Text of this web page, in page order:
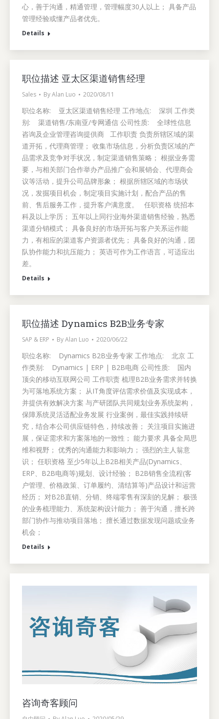
心，善于沟通，精通管理，管理幅度30人以上； 具备产品
管理经验或懂产品者优先。
Details
职位描述 亚太区渠道销售经理
Sales ByAlan Luo 2020/08/11
职位名称: 亚太区渠道销售经理 工作地点: 深圳 工作类
别: 渠道销售/东南亚/专网通信 公司性质: 全球性信息
咨询及企业管理咨询提供商 工作职责 负责所辖区域的渠
道开拓，代理商管理； 收集市场信息，分析负责区域的产
品需求及竞争对手状况，制定渠道销售策略； 根据业务需
要，与相关部门合作举办产品推广会和展销会、代理商会
议等活动，提升公司品牌形象； 根据所辖区域的市场状
况，发掘项目机会，制定项目实施计划，配合产品的售
前、售后服务工作，提升客户满意度。 任职资格 统招本
科及以上学历； 五年以上同行业海外渠道销售经验，熟悉
渠道分销模式； 具备良好的市场开拓与客户关系运作能
力，有相应的渠道客户资源者优先； 具备良好的沟通，团
队协作能力和抗压能力； 英语可作为工作语言，可适应出
差。
Details
职位描述 Dynamics B2B业务专家
SAP & ERP ByAlan Luo 2020/06/22
职位名称: Dynamics B2B业务专家 工作地点: 北京 工
作类别: Dynamics | ERP | B2B电商 公司性质: 国内
顶尖的移动互联网公司 工作职责 梳理B2B业务需求并转换
为可落地系统方案； 从IT角度评估需求价值及实现成本，
并提供有效解决方案 与产研团队共同规划业务系统架构，
保障系统灵活适配业务发展 行业案例，最佳实践持续研
究，结合本公司供应链特色，持续改善； 关注项目实施进
展，保证需求和方案落地的一致性； 能力要求 具备全局思
维和视野； 优秀的沟通能力和影响力； 强烈的主人翁意
识； 任职资格 至少5年以上B2B相关产品(Dynamics、
ERP、B2B电商等)规划、设计经验； B2B销售全流程(客
户管理、价格政策、订单履约、清结算等)产品设计和运营
经历； 对B2B直销、分销、终端零售有深刻的见解； 极强
的业务梳理能力、系统架构设计能力； 善于沟通，擅长跨
部门协作与推动项目落地； 擅长通过数据发现问题或业务
机会；
Details
咨询奇客顾问